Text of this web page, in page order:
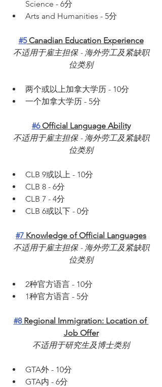
Science - 6分
Arts and Humanities - 5分
#5 Canadian Education Experience
不适用于雇主担保 - 海外劳工及紧缺职
位类别
两个或以上加拿大学历 - 10分
一个加拿大学历 - 5分
#6 Official Language Ability
不适用于雇主担保 - 海外劳工及紧缺职
位类别
CLB 9或以上 - 10分
CLB 8 - 6分
CLB 7 - 4分
CLB 6或以下 - 0分
#7 Knowledge of Official Languages
不适用于雇主担保 - 海外劳工及紧缺职
位类别
2种官方语言 - 10分
1种官方语言 - 5分
#8 Regional Immigration: Location of
Job Offer
不适用于研究生及博士类别
GTA外 - 10分
GTA内 - 6分